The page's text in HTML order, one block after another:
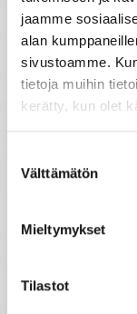
jaamme
alan
sivustoamme.
tietoja muihin
kerätty, kun olet
valinta
Välttämätön
Mieltymykset
Tilastot